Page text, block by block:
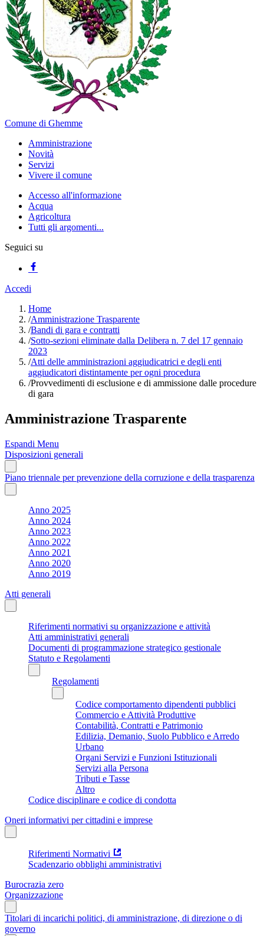
Comune di Ghemme
Amministrazione
Novità
Servizi
Vivere il comune
Accesso all'informazione
Acqua
Agricoltura
Tutti gli argomenti...
Seguici su
Accedi
Home
/Amministrazione Trasparente
/Bandi di gara e contratti
/Sotto-sezioni eliminate dalla Delibera n. 7 del 17 gennaio
2023
/Atti delle amministrazioni aggiudicatrici e degli enti
aggiudicatori distintamente per ogni procedura
/Provvedimenti di esclusione e di ammissione dalle procedure
di gara
Amministrazione Trasparente
Espandi Menu
Disposizioni generali
Piano triennale per prevenzione della corruzione e della trasparenza
Anno 2025
Anno 2024
Anno 2023
Anno 2022
Anno 2021
Anno 2020
Anno 2019
Atti generali
Riferimenti normativi su organizzazione e attività
Atti amministrativi generali
Documenti di programmazione strategico gestionale
Statuto e Regolamenti
Regolamenti
Codice comportamento dipendenti pubblici
Commercio e Attività Produttive
Contabilità, Contratti e Patrimonio
Edilizia, Demanio, Suolo Pubblico e Arredo
Urbano
Organi Servizi e Funzioni Istituzionali
Servizi alla Persona
Tributi e Tasse
Altro
Codice disciplinare e codice di condotta
Oneri informativi per cittadini e imprese
Riferimenti Normativi
Scadenzario obblighi amministrativi
Burocrazia zero
Organizzazione
Titolari di incarichi politici, di amministrazione, di direzione o di
governo